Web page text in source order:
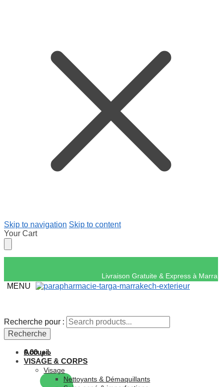
Skip to navigation Skip to content
Your Cart
Livraison Gratuite &
MENU
Recherche pour :
Recherche
د.م.0.00
Recherche pour :
Recherche
Accueil
VISAGE & CORPS
Visage
Nettoyants & Démaquillants